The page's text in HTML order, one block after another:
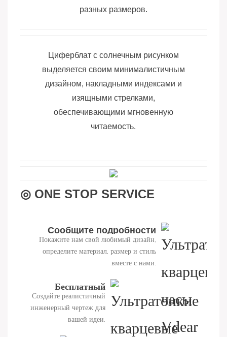
разных размеров.
Циферблат с солнечным рисунком
выделяется своим минималистичным
дизайном, накладными индексами и
изящными стрелками,
обеспечивающими мгновенную
читаемость.
◎ ONE STOP SERVICE
Сообщите подробности
проекта.
Покажите нам свой любимый дизайн,
определите материал, размер и стиль
вместе с нами.
Бесплатный
Создайте реалистичный
инженерный чертеж для
вашей идеи.